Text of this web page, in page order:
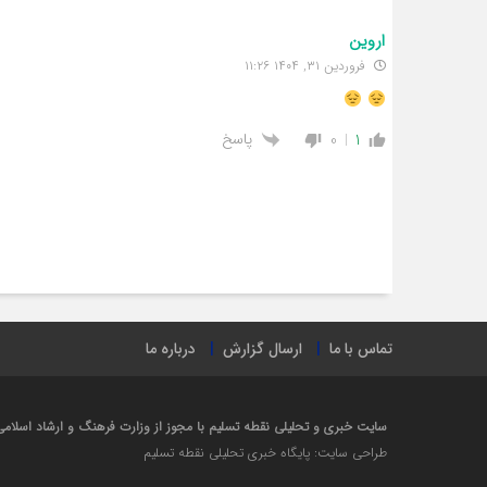
اروین
فروردین ۳۱, ۱۴۰۴ ۱۱:۲۶
1
0 پاسخ
تماس با ما ارسال گزارش درباره ما
سایت خبری و تحلیلی نقطه تسلیم با مجوز از وزارت فرهنگ و ارشاد اسلامی در سال ۱۴۰۲
طراحی سایت: پایگاه خبری تحلیلی نقطه تسلیم